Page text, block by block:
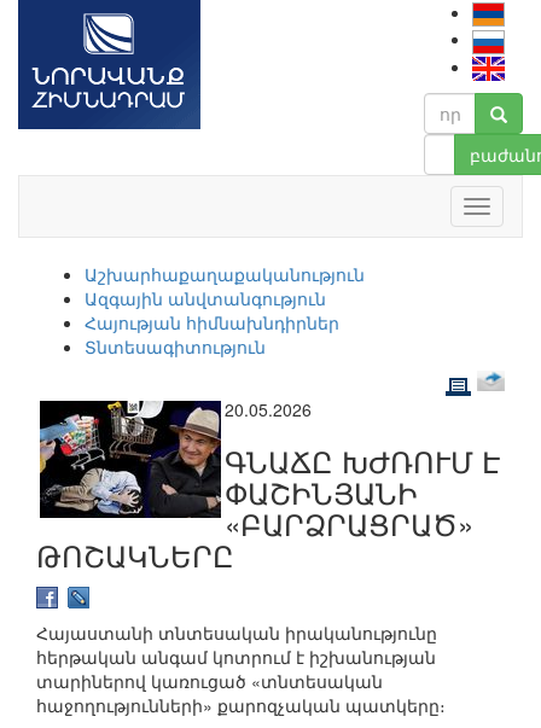
Աշխարհաքաղաքականություն
Ազգային անվտանգություն
Հայության հիմնախնդիրներ
Տնտեսագիտություն
20.05.2026
ԳՆԱՃԸ ԽԺՌՈՒՄ Է
ՓԱՇԻՆՅԱՆԻ
«ԲԱՐՁՐԱՑՐԱԾ»
ԹՈՇԱԿՆԵՐԸ
Հայաստանի տնտեսական իրականությունը
հերթական անգամ կոտրում է իշխանության
տարիներով կառուցած «տնտեսական
հաջողությունների» քարոզչական պատկերը։